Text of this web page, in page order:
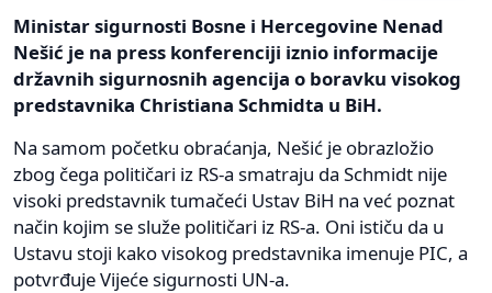
Ministar sigurnosti Bosne i Hercegovine Nenad
Nešić je na press konferenciji iznio informacije
državnih sigurnosnih agencija o boravku visokog
predstavnika Christiana Schmidta u BiH.
Na samom početku obraćanja, Nešić je obrazložio
zbog čega političari iz RS-a smatraju da Schmidt nije
visoki predstavnik tumačeći Ustav BiH na već poznat
način kojim se služe političari iz RS-a. Oni ističu da u
Ustavu stoji kako visokog predstavnika imenuje PIC, a
potvrđuje Vijeće sigurnosti UN-a.